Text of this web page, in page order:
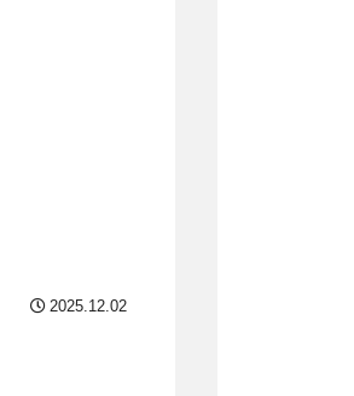
2025.12.02